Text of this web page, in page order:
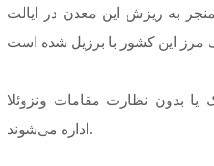
به ریزش این معدن در ایالت
یا بدون نظارت مقامات ونزوئلا
اداره می‌شوند.